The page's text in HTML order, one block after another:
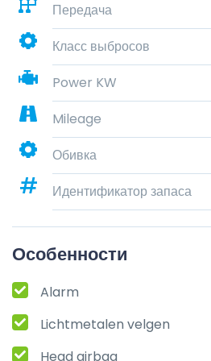
Передача
Класс выбросов
Power KW
Mileage
Обивка
Идентификатор запаса
Особенности
Alarm
Lichtmetalen velgen
Head airbag